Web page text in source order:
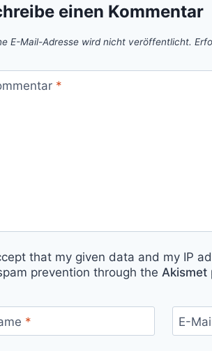
einen Kommentar
E-Mail-Adresse wird nicht veröffentlicht.
*
that my given data and my IP
prevention through the Akismet
* E-